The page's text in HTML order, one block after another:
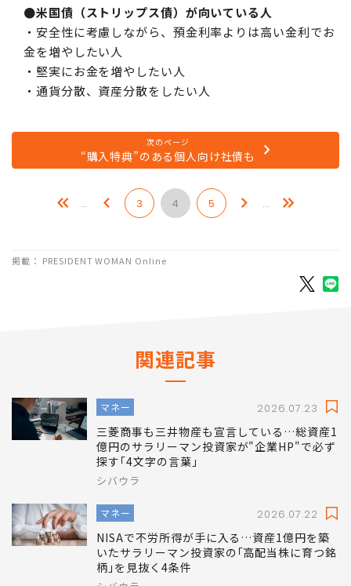
●米国債（ストリップス債）が向いている人
・安全性に考慮しながら、預金利率よりは高い金利でお
金を増やしたい人
・堅実にお金を増やしたい人
・通貨分散、資産分散をしたい人
次のページ
“購入特典”のある個人向け社債も
… 3 4 5 …
掲載： PRESIDENT WOMAN Online
関連記事
マネー 2026.07.23
三菱商事も三井物産も宣言している…総資産1
億円のサラリーマン投資家が"企業HP"で必ず
探す｢4文字の言葉｣
シバウラ
マネー 2026.07.22
NISAで不労所得が手に入る…資産1億円を築
いたサラリーマン投資家の｢高配当株に育つ銘
柄｣を見抜く4条件